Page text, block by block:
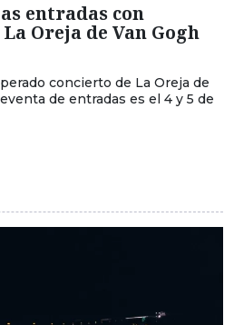
entradas con
La Oreja de Van Gogh
concierto de La Oreja de
de entradas es el 4 y 5 de